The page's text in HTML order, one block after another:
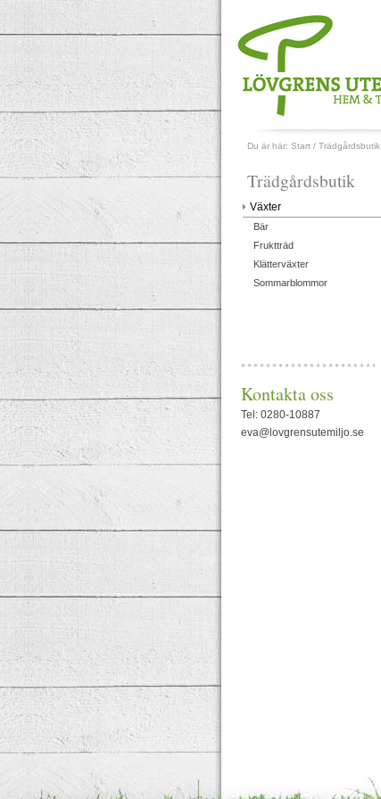
Du är här: Start / Trädgårdsbutik
Trädgårdsbutik
Växter
Bär
Fruktträd
Klätterväxter
Sommarblommor
Kontakta oss
Tel: 0280-10887
eva@lovgrensutemiljo.se